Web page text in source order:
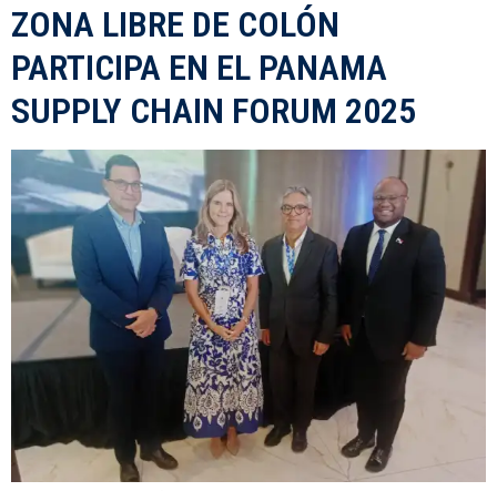
ZONA LIBRE DE COLÓN
PARTICIPA EN EL PANAMA
SUPPLY CHAIN FORUM 2025